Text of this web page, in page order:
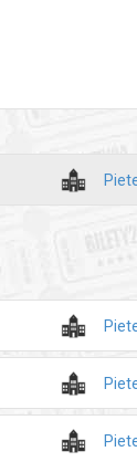
Kotyński, Piotr
odwołania